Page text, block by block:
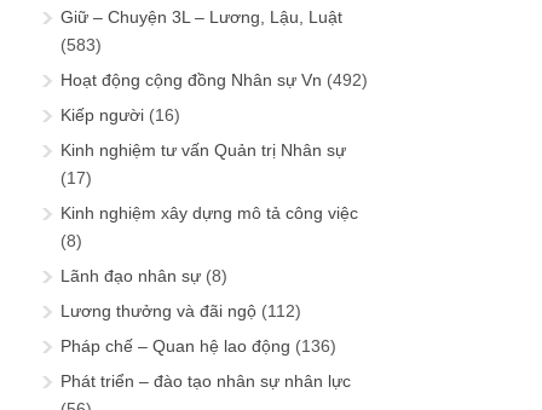
Giữ – Chuyện 3L – Lương, Lậu, Luật
(583)
Hoạt động cộng đồng Nhân sự Vn (492)
Kiếp người (16)
Kinh nghiệm tư vấn Quản trị Nhân sự
(17)
Kinh nghiệm xây dựng mô tả công việc
(8)
Lãnh đạo nhân sự (8)
Lương thưởng và đãi ngộ (112)
Pháp chế – Quan hệ lao động (136)
Phát triển – đào tạo nhân sự nhân lực